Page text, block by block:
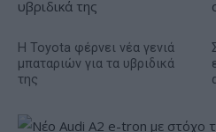
Η Toyota φέρνει νέα γενιά
μπαταριών για τα υβριδικά
της